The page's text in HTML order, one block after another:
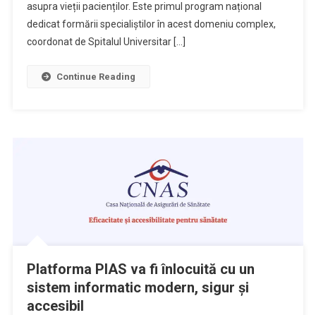
asupra vieții pacienților. Este primul program național
dedicat formării specialiștilor în acest domeniu complex,
coordonat de Spitalul Universitar […]
Continue Reading
Platforma PIAS va fi înlocuită cu un
sistem informatic modern, sigur și
accesibil